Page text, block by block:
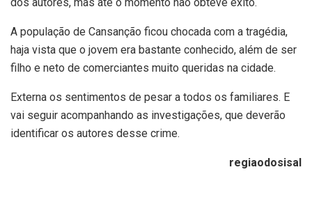
A população de Cansanção ficou chocada com a tragédia,
haja vista que o jovem era bastante conhecido, além de ser
filho e neto de comerciantes muito queridas na cidade.
Externa os sentimentos de pesar a todos os familiares. E
vai seguir acompanhando as investigações, que deverão
identificar os autores desse crime.
regiaodosisal